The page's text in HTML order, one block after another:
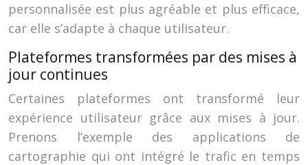
personnalisée est plus agréable et plus efficace,
car elle s’adapte à chaque utilisateur.
Plateformes transformées par des mises à
jour continues
Certaines plateformes ont transformé leur
expérience utilisateur grâce aux mises à jour.
Prenons l’exemple des applications de
cartographie qui ont intégré le trafic en temps